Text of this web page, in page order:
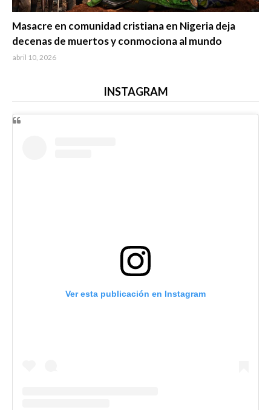
Masacre en comunidad cristiana en Nigeria deja
decenas de muertos y conmociona al mundo
abril 10, 2026
INSTAGRAM
Ver esta publicación en Instagram